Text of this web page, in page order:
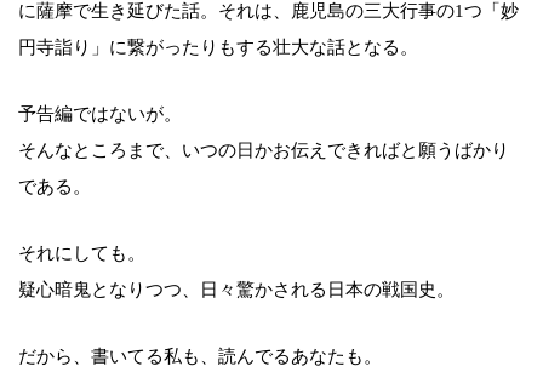
に薩摩で生き延びた話。それは、鹿児島の三大行事の1つ「妙
円寺詣り」に繋がったりもする壮大な話となる。
予告編ではないが。
そんなところまで、いつの日かお伝えできればと願うばかり
である。
それにしても。
疑心暗鬼となりつつ、日々驚かされる日本の戦国史。
だから、書いてる私も、読んでるあなたも。